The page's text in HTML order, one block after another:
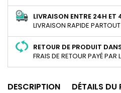
LIVRAISON ENTRE 24H ET
LIVRAISON RAPIDE
RETOUR DE PRODUIT
FRAIS DE RETOUR PAYÉ PAR
DESCRIPTION DÉTAILS DU